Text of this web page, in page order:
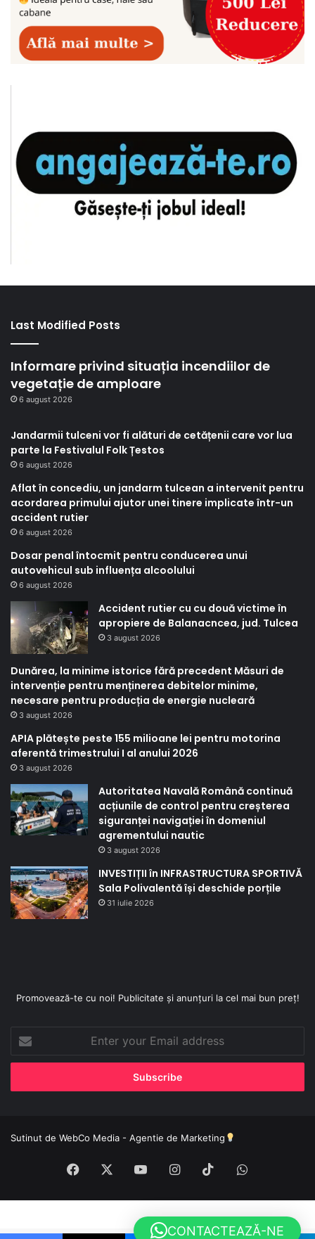
Last Modified Posts
Informare privind situația incendiilor de
vegetație de amploare
6 august 2026
Jandarmii tulceni vor fi alături de cetățenii care vor lua
parte la Festivalul Folk Țestos
6 august 2026
Aflat în concediu, un jandarm tulcean a intervenit pentru
acordarea primului ajutor unei tinere implicate într-un
accident rutier
6 august 2026
Dosar penal întocmit pentru conducerea unui
autovehicul sub influența alcoolului
6 august 2026
Accident rutier cu cu două victime în
apropiere de Balanacncea, jud. Tulcea
3 august 2026
Dunărea, la minime istorice fără precedent Măsuri de
intervenție pentru menținerea debitelor minime,
necesare pentru producția de energie nucleară
3 august 2026
APIA plătește peste 155 milioane lei pentru motorina
aferentă trimestrului I al anului 2026
3 august 2026
Autoritatea Navală Română continuă
acțiunile de control pentru creșterea
siguranței navigației în domeniul
agrementului nautic
3 august 2026
INVESTIȚII în INFRASTRUCTURA SPORTIVĂ
Sala Polivalentă își deschide porțile
31 iulie 2026
Promovează-te cu noi! Publicitate și anunțuri la cel mai bun preț!
your
Email
Sutinut de WebCo Media - Agentie de Marketing
Facebook YouTubeInstagram
TikTokWhatsApp
CONTACTEAZĂ-NE